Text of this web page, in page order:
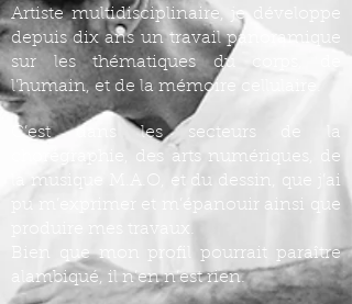
Artiste multidisciplinaire, je développe
depuis dix ans un travail panoramique
sur les thématiques du corps, de
l’humain, et de la mémoire cellulaire.
C’est dans les secteurs de la
chorégraphie, des arts numériques, de
la musique M.A.O, et du dessin, que j’ai
pu m’exprimer et m’épanouir ainsi que
produire mes travaux.
Bien que mon profil pourrait paraître
alambiqué, il n’en n’est rien.